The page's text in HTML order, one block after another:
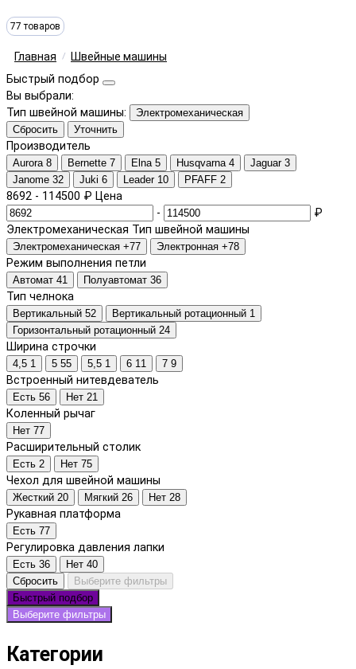
77 товаров
Главная Швейные машины
Быстрый подбор
Вы выбрали:
Тип швейной машины:
Электромеханическая
Сбросить
Уточнить
Производитель
Aurora 8 Bernette 7 Elna 5 Husqvarna 4 Jaguar 3
Janome 32 Juki 6 Leader 10 PFAFF 2
8692 - 114500 ₽ Цена
-
₽
Электромеханическая Тип швейной машины
Электромеханическая +77 Электронная +78
Режим выполнения петли
Автомат 41 Полуавтомат 36
Тип челнока
Вертикальный 52 Вертикальный ротационный 1
Горизонтальный ротационный 24
Ширина строчки
4,5 1 5 55 5,5 1 6 11 7 9
Встроенный нитевдеватель
Есть 56 Нет 21
Коленный рычаг
Нет 77
Расширительный столик
Есть 2 Нет 75
Чехол для швейной машины
Жесткий 20 Мягкий 26 Нет 28
Рукавная платформа
Есть 77
Регулировка давления лапки
Есть 36 Нет 40
Сбросить
Выберите фильтры
Быстрый подбор
Выберите фильтры
Категории